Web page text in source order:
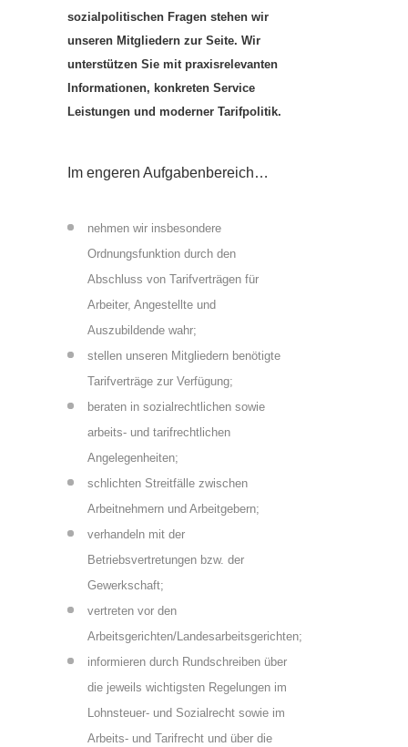
sozialpolitischen Fragen stehen wir
unseren Mitgliedern zur Seite. Wir
unterstützen Sie mit praxisrelevanten
Informationen, konkreten Service
Leistungen und moderner Tarifpolitik.
Im engeren Aufgabenbereich…
nehmen wir insbesondere
Ordnungsfunktion durch den
Abschluss von Tarifverträgen für
Arbeiter, Angestellte und
Auszubildende wahr;
stellen unseren Mitgliedern benötigte
Tarifverträge zur Verfügung;
beraten in sozialrechtlichen sowie
arbeits- und tarifrechtlichen
Angelegenheiten;
schlichten Streitfälle zwischen
Arbeitnehmern und Arbeitgebern;
verhandeln mit der
Betriebsvertretungen bzw. der
Gewerkschaft;
vertreten vor den
Arbeitsgerichten/Landesarbeitsgerichten;
informieren durch Rundschreiben über
die jeweils wichtigsten Regelungen im
Lohnsteuer- und Sozialrecht sowie im
Arbeits- und Tarifrecht und über die